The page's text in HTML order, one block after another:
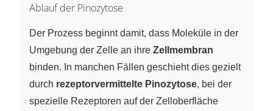
Ablauf der Pinozytose
Der Prozess beginnt damit, dass Moleküle in der
Umgebung der Zelle an ihre Zellmembran
binden. In manchen Fällen geschieht dies gezielt
durch rezeptorvermittelte Pinozytose, bei der
spezielle Rezeptoren auf der Zelloberfläche